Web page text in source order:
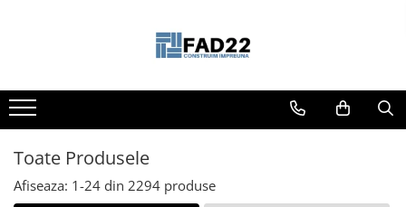
Materiale de constructii
Termoizolatii
Vata minerala
Accesorii termosistem
Toate Produsele
Afiseaza: 1-24 din 2294 produse